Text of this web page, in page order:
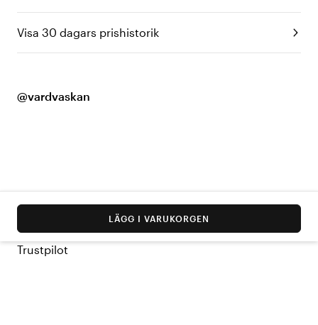
Visa 30 dagars prishistorik
@vardvaskan
LÄGG I VARUKORGEN
Trustpilot